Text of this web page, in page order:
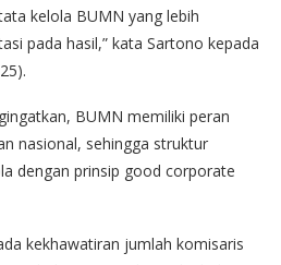
kelola BUMN yang lebih
pada hasil,” kata Sartono kepada
BUMN memiliki peran
nasional, sehingga struktur
dengan prinsip good corporate
kekhawatiran jumlah komisaris